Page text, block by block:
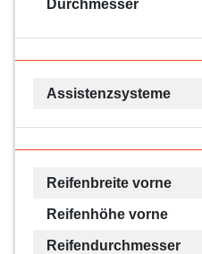
Durchmesser
Assistenzsysteme
Reifenbreite vorne
Reifenhöhe vorne
Reifendurchmesser